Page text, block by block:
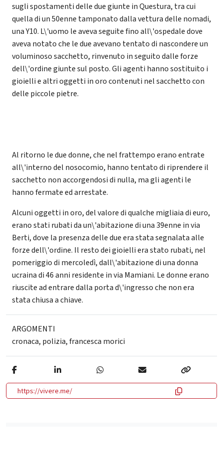
sugli spostamenti delle due giunte in Questura, tra cui
quella di un 50enne tamponato dalla vettura delle nomadi,
una Y10. L\'uomo le aveva seguite fino all\'ospedale dove
aveva notato che le due avevano tentato di nascondere un
voluminoso sacchetto, rinvenuto in seguito dalle forze
dell\'ordine giunte sul posto. Gli agenti hanno sostituito i
gioielli e altri oggetti in oro contenuti nel sacchetto con
delle piccole pietre.
Al ritorno le due donne, che nel frattempo erano entrate
all\'interno del nosocomio, hanno tentato di riprendere il
sacchetto non accorgendosi di nulla, ma gli agenti le
hanno fermate ed arrestate.
Alcuni oggetti in oro, del valore di qualche migliaia di euro,
erano stati rubati da un\'abitazione di una 39enne in via
Berti, dove la presenza delle due era stata segnalata alle
forze dell\'ordine. Il resto dei gioielli era stato rubati, nel
pomeriggio di mercoledì, dall\'abitazione di una donna
ucraina di 46 anni residente in via Mamiani. Le donne erano
riuscite ad entrare dalla porta d\'ingresso che non era
stata chiusa a chiave.
ARGOMENTI
cronaca, polizia,francesca morici
https://vivere.me/